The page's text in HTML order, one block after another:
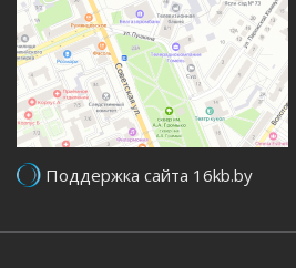
Поддержка сайта 16kb.by